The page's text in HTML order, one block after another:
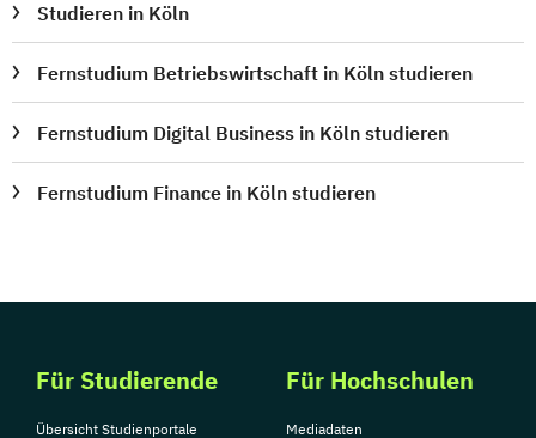
Studieren in Köln
Fernstudium Betriebswirtschaft in Köln studieren
Fernstudium Digital Business in Köln studieren
Fernstudium Finance in Köln studieren
Für Studierende
Übersicht Studienportale
Für Hochschulen
Mediadaten